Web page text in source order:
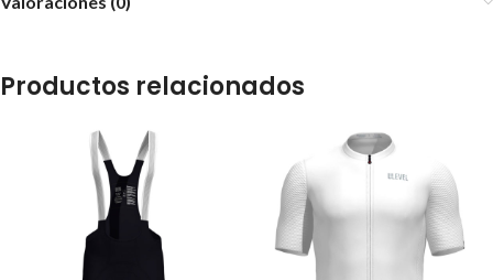
Productos relacionados